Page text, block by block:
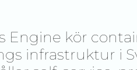
Engine kör
infrastruktur i